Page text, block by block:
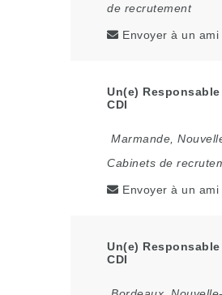
de recrutement
Envoyer à un ami
Un(e)
CDI
Marmande
Cabinets de
Envoyer à un ami
Un(e)
CDI